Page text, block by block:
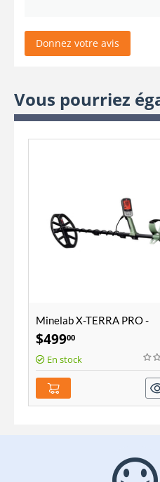
Donnez votre avis
Vous pourriez
Minelab X-TERRA PRO -
Détecteur de métaux
$49900
En stock